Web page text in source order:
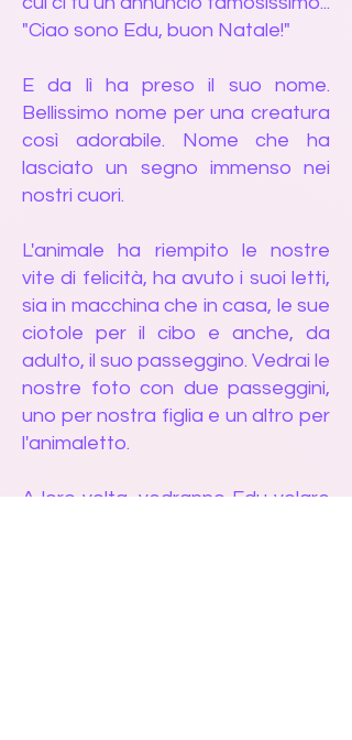
"Ciao sono Edu, buon Natale!"
E da lì ha preso il suo nome.
Bellissimo nome per una creatura
così adorabile. Nome che ha
lasciato un segno immenso nei
nostri cuori.
L'animale ha riempito le nostre
vite di felicità, ha avuto i suoi letti,
sia in macchina che in casa, le sue
ciotole per il cibo e anche, da
adulto, il suo passeggino. Vedrai le
nostre foto con due passeggini,
uno per nostra figlia e un altro per
l'animaletto.
A loro volta, vedranno Edu volare